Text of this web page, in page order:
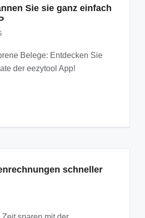
Sie sie ganz einfach
Belege: Entdecken Sie
der eezytool App!
schneller